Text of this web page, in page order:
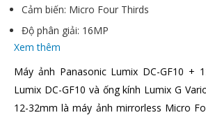
Cảm biến: Micro Four Thirds
Độ phân giải: 16MP
Xem thêm
Máy ảnh Panasonic Lumix DC-GF10
Lumix DC-GF10 và ống kính Lumix G
12-32mm là máy ảnh mirrorless Micro